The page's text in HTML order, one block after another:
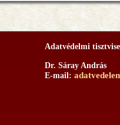
Adatvédelmi
Dr. Sáray András
E-mail: